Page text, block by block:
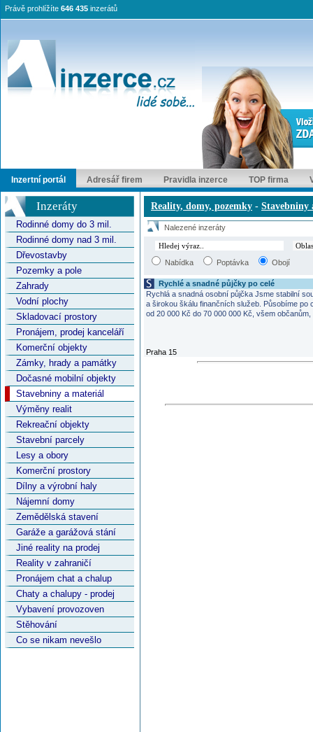
Právě prohlížíte 646 435 inzerátů
Inzertní portál Adresář firem Pravidla inzerce TOP firma
Inzeráty
Rodinné domy do 3 mil.
Rodinné domy nad 3 mil.
Dřevostavby
Pozemky a pole
Zahrady
Vodní plochy
Skladovací prostory
Pronájem, prodej kanceláří
Komerční objekty
Zámky, hrady a památky
Dočasné mobilní objekty
Stavebniny a materiál
Výměny realit
Rekreační objekty
Stavební parcely
Lesy a obory
Komerční prostory
Dílny a výrobní haly
Nájemní domy
Zemědělská stavení
Garáže a garážová stání
Jiné reality na prodej
Reality v zahraničí
Pronájem chat a chalup
Chaty a chalupy - prodej
Vybavení provozoven
Stěhování
Co se nikam nevešlo
Reality, domy, pozemky - Stavebniny
Nalezené inzeráty
Nabídka Poptávka Obojí
Rychlé a snadné půjčky po celé
Rychlá a snadná osobní půjčka Jsme stabilní
a širokou škálu finančních služeb. Působíme
od 20 000 Kč do 70 000 000 Kč, všem
Praha 15